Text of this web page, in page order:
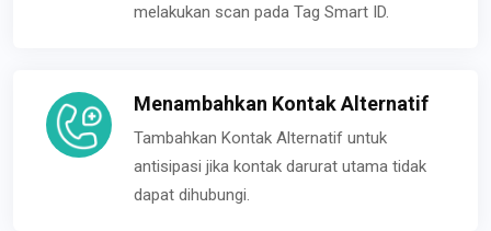
melakukan scan pada Tag Smart ID.
Menambahkan Kontak Alternatif
Tambahkan Kontak Alternatif untuk
antisipasi jika kontak darurat utama tidak
dapat dihubungi.